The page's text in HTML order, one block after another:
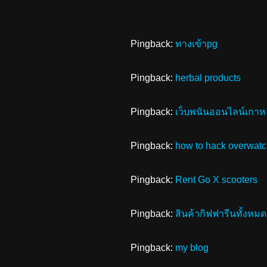
Pingback: ทางเข้าpg
Pingback: herbal products
Pingback: เว็บพนันออนไลน์เกา
Pingback: how to hack
Pingback: Rent Go X scooters
Pingback: สินค้ากิฟฟารีนทั้งหมด
Pingback: my blog